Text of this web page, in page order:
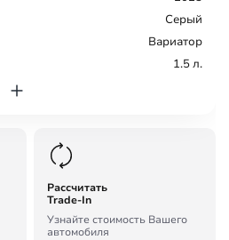
Серый
Вариатор
1.5 л.
Рассчитать
Trade-In
Узнайте стоимость Вашего
автомобиля